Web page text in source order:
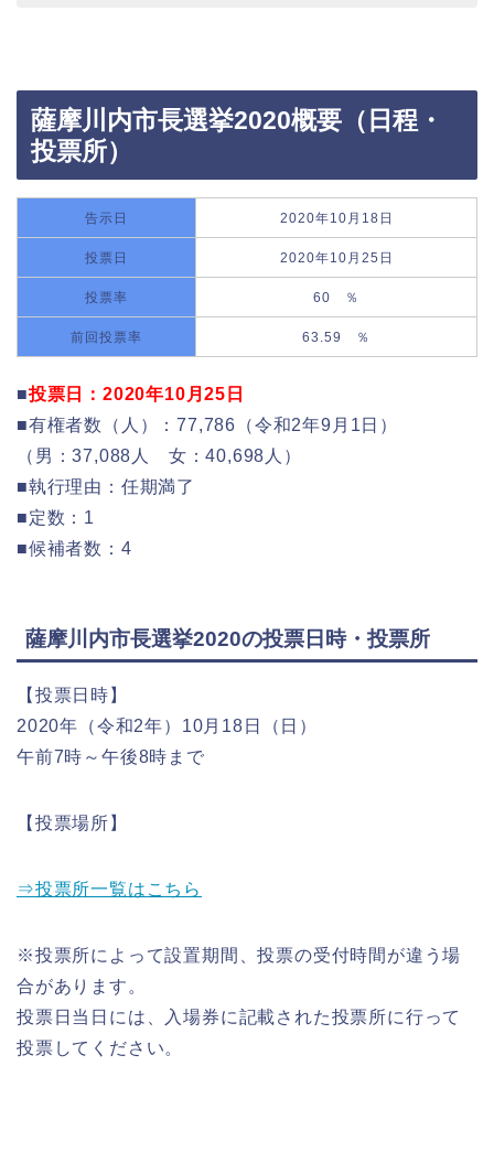
薩摩川内市長選挙2020概要（日程・
投票所）
告示日 2020年10月18日
投票日 2020年10月25日
投票率 60 ％
前回投票率 63.59 ％
■投票日：2020年10月25日
■有権者数（人）：77,786（令和2年9月1日）
（男：37,088人 女：40,698人）
■執行理由：任期満了
■定数：1
■候補者数：4
薩摩川内市長選挙2020の投票日時・投票所
【投票日時】
2020年（令和2年）10月18日（日）
午前7時～午後8時まで
【投票場所】
⇒投票所一覧はこちら
※投票所によって設置期間、投票の受付時間が違う場
合があります。
投票日当日には、入場券に記載された投票所に行って
投票してください。